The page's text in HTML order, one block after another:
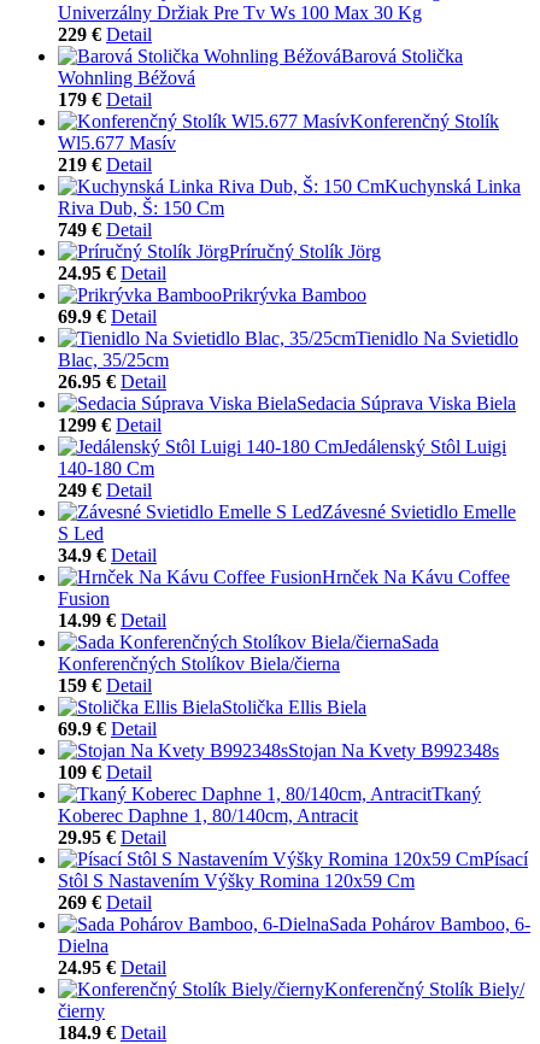
Univerzálny Držiak Pre Tv Ws 100 Max 30 Kg
229 € Detail
Barová Stolička
Wohnling Béžová
179 € Detail
Konferenčný Stolík
Wl5.677 Masív
219 € Detail
Kuchynská Linka
Riva Dub, Š: 150 Cm
749 € Detail
Príručný Stolík Jörg
24.95 € Detail
Prikrývka Bamboo
69.9 € Detail
Tienidlo Na Svietidlo
Blac, 35/25cm
26.95 € Detail
Sedacia Súprava Viska Biela
1299 € Detail
Jedálenský Stôl Luigi
140-180 Cm
249 € Detail
Závesné Svietidlo Emelle
S Led
34.9 € Detail
Hrnček Na Kávu Coffee
Fusion
14.99 € Detail
Sada
Konferenčných Stolíkov Biela/čierna
159 € Detail
Stolička Ellis Biela
69.9 € Detail
Stojan Na Kvety B992348s
109 € Detail
Tkaný
Koberec Daphne 1, 80/140cm, Antracit
29.95 € Detail
Písací
Stôl S Nastavením Výšky Romina 120x59 Cm
269 € Detail
Sada Pohárov Bamboo, 6-
Dielna
24.95 € Detail
Konferenčný Stolík Biely/
čierny
184.9 € Detail